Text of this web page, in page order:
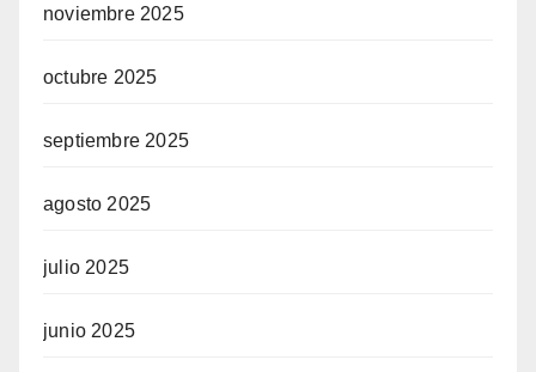
noviembre 2025
octubre 2025
septiembre 2025
agosto 2025
julio 2025
junio 2025